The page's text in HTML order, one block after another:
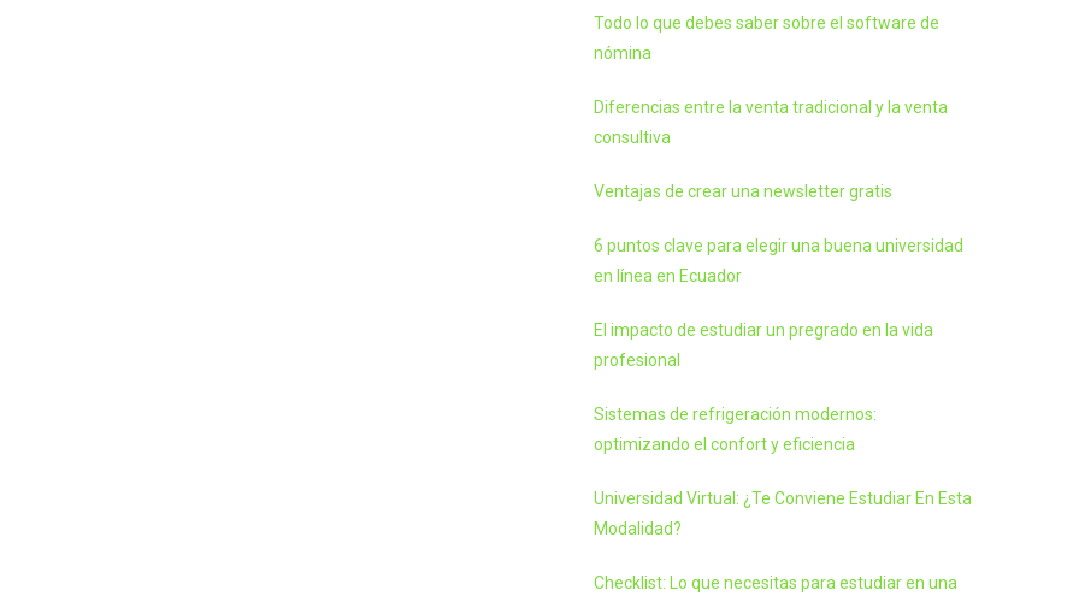
Todo lo que debes saber sobre el software de
nómina
Diferencias entre la venta tradicional y la venta
consultiva
Ventajas de crear una newsletter gratis
6 puntos clave para elegir una buena universidad
en línea en Ecuador
El impacto de estudiar un pregrado en la vida
profesional
Sistemas de refrigeración modernos:
optimizando el confort y eficiencia
Universidad Virtual: ¿Te Conviene Estudiar En Esta
Modalidad?
Checklist: Lo que necesitas para estudiar en una